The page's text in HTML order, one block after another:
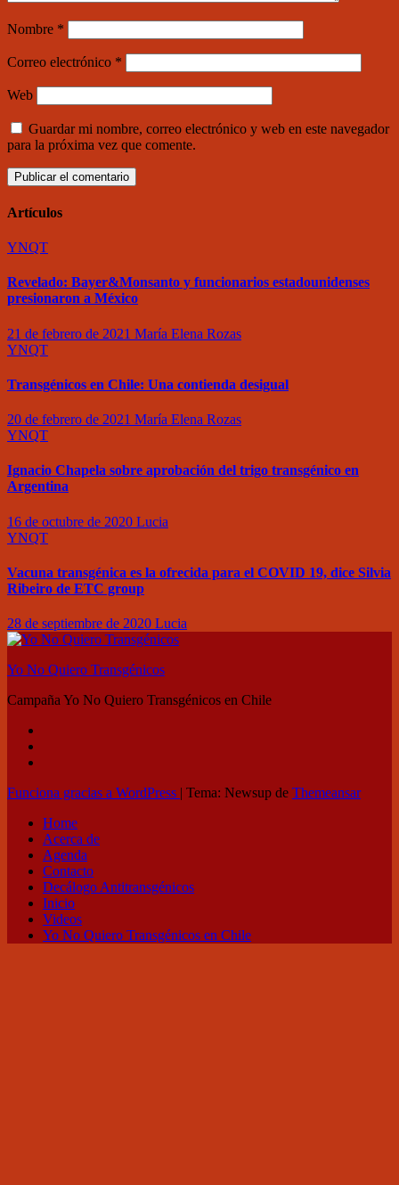
Nombre *
Correo electrónico *
Web
Guardar mi nombre, correo electrónico y web en este navegador
para la próxima vez que comente.
Artículos
YNQT
Revelado: Bayer&Monsanto y funcionarios estadounidenses
presionaron a México
21 de febrero de 2021 María Elena Rozas
YNQT
Transgénicos en Chile: Una contienda desigual
20 de febrero de 2021 María Elena Rozas
YNQT
Ignacio Chapela sobre aprobación del trigo transgénico en
Argentina
16 de octubre de 2020 Lucia
YNQT
Vacuna transgénica es la ofrecida para el COVID 19, dice Silvia
Ribeiro de ETC group
28 de septiembre de 2020 Lucia
Yo No Quiero Transgénicos
Campaña Yo No Quiero Transgénicos en Chile
Funciona gracias a WordPress | Tema: Newsup de Themeansar
Home
Acerca de
Agenda
Contacto
Decálogo Antitransgénicos
Inicio
Videos
Yo No Quiero Transgénicos en Chile